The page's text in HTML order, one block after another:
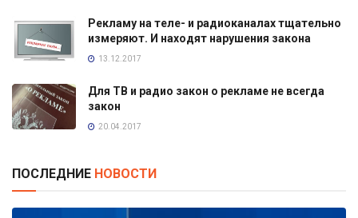
Рекламу на теле- и радиоканалах тщательно
измеряют. И находят нарушения закона
13.12.2017
Для ТВ и радио закон о рекламе не всегда
закон
20.04.2017
ПОСЛЕДНИЕ НОВОСТИ